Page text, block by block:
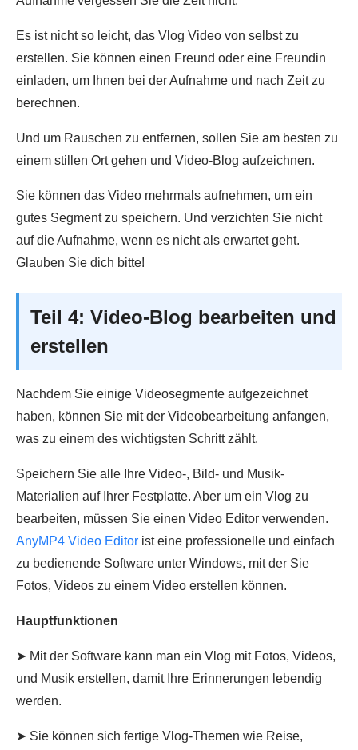
Es ist nicht so leicht, das Vlog Video von selbst zu
erstellen. Sie können einen Freund oder eine Freundin
einladen, um Ihnen bei der Aufnahme und nach Zeit zu
berechnen.
Und um Rauschen zu entfernen, sollen Sie am besten zu
einem stillen Ort gehen und Video-Blog aufzeichnen.
Sie können das Video mehrmals aufnehmen, um ein
gutes Segment zu speichern. Und verzichten Sie nicht
auf die Aufnahme, wenn es nicht als erwartet geht.
Glauben Sie dich bitte!
Teil 4: Video-Blog bearbeiten und
erstellen
Nachdem Sie einige Videosegmente aufgezeichnet
haben, können Sie mit der Videobearbeitung anfangen,
was zu einem des wichtigsten Schritt zählt.
Speichern Sie alle Ihre Video-, Bild- und Musik-
Materialien auf Ihrer Festplatte. Aber um ein Vlog zu
bearbeiten, müssen Sie einen Video Editor verwenden.
AnyMP4 Video Editor ist eine professionelle und einfach
zu bedienende Software unter Windows, mit der Sie
Fotos, Videos zu einem Video erstellen können.
Hauptfunktionen
➤ Mit der Software kann man ein Vlog mit Fotos, Videos,
und Musik erstellen, damit Ihre Erinnerungen lebendig
werden.
➤ Sie können sich fertige Vlog-Themen wie Reise,